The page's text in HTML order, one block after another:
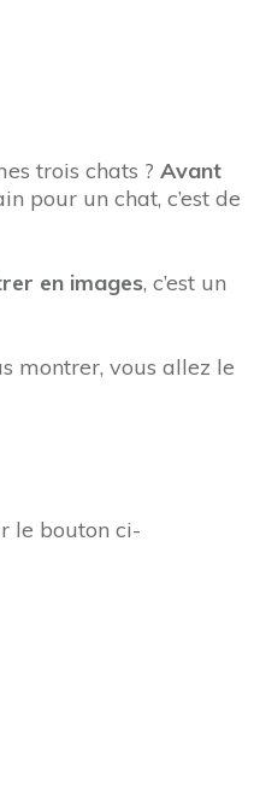
trois chats ? Avant
pour un chat, c’est de
en images, c’est un
montrer, vous allez le
le bouton ci-